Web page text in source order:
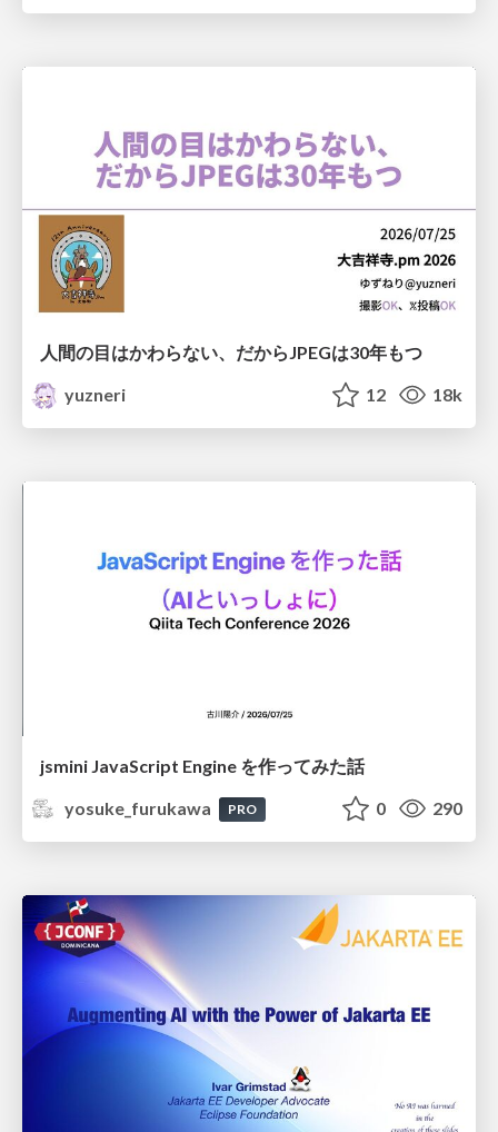
人間の目はかわらない、だからJPEGは30年もつ
yuzneri
12 18k
jsmini JavaScript Engine を作ってみた話
yosuke_furukawa
PRO 0 290